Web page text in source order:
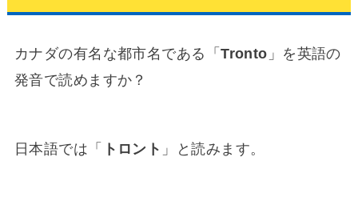
カナダの有名な都市名である「Tronto 」を英語の
発音で読めますか？
日本語では「 トロント 」と読みます。